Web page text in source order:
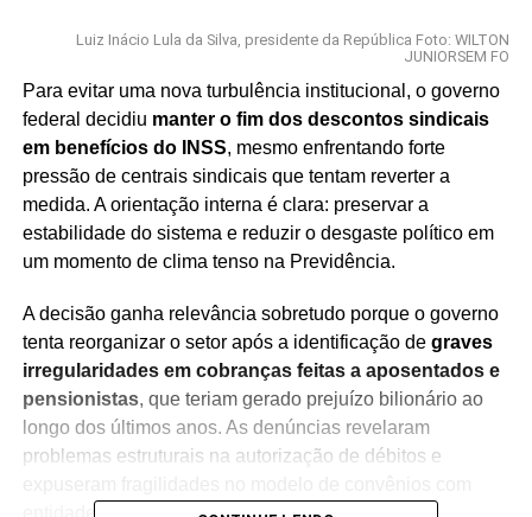
Luiz Inácio Lula da Silva, presidente da República Foto: WILTON
JUNIORSEM FO
Para evitar uma nova turbulência institucional, o governo
federal decidiu manter o fim dos descontos sindicais
em benefícios do INSS, mesmo enfrentando forte
pressão de centrais sindicais que tentam reverter a
medida. A orientação interna é clara: preservar a
estabilidade do sistema e reduzir o desgaste político em
um momento de clima tenso na Previdência.
A decisão ganha relevância sobretudo porque o governo
tenta reorganizar o setor após a identificação de graves
irregularidades em cobranças feitas a aposentados e
pensionistas, que teriam gerado prejuízo bilionário ao
longo dos últimos anos. As denúncias revelaram
problemas estruturais na autorização de débitos e
entidades representativas.